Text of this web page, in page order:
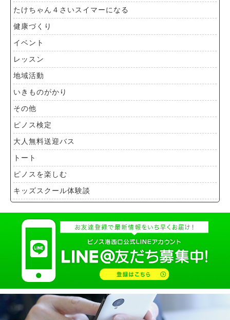
たけちゃん４さいスイマーになる
健康づくり
イベント
レッスン
地域活動
いきものがかり
その他
ピノス検定
大人無料送迎バス
トート
ピノスを楽しむ
キッズスクール体験談